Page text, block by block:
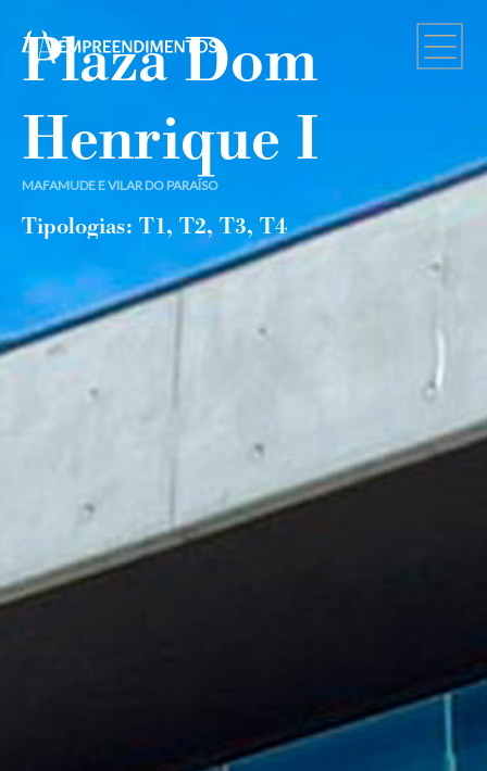
Plaza Dom
Henrique I
MAFAMUDE E VILAR DO PARAÍSO
Tipologias: T1, T2, T3, T4